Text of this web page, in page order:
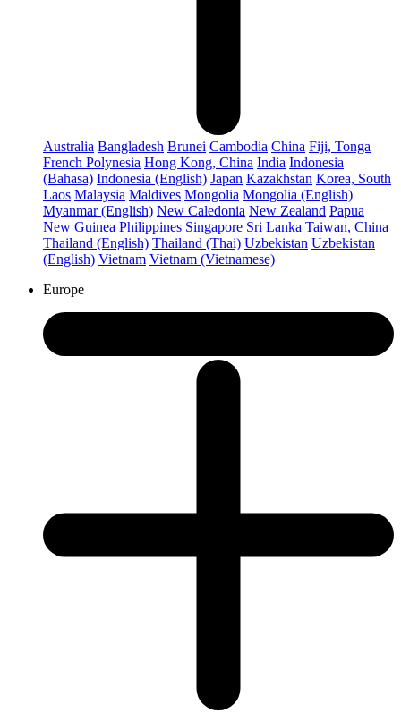
Australia Bangladesh Brunei Cambodia China Fiji, Tonga
French Polynesia Hong Kong, China India Indonesia
(Bahasa) Indonesia (English) Japan Kazakhstan Korea, South
Laos Malaysia Maldives Mongolia Mongolia (English)
Myanmar (English) New Caledonia New Zealand Papua
New Guinea Philippines Singapore Sri Lanka Taiwan, China
Thailand (English) Thailand (Thai) Uzbekistan Uzbekistan
(English) Vietnam Vietnam (Vietnamese)
Europe